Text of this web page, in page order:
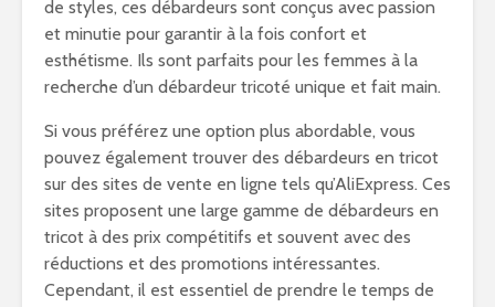
de styles, ces débardeurs sont conçus avec passion
et minutie pour garantir à la fois confort et
esthétisme. Ils sont parfaits pour les femmes à la
recherche d’un débardeur tricoté unique et fait main.
Si vous préférez une option plus abordable, vous
pouvez également trouver des débardeurs en tricot
sur des sites de vente en ligne tels qu’AliExpress. Ces
sites proposent une large gamme de débardeurs en
tricot à des prix compétitifs et souvent avec des
réductions et des promotions intéressantes.
Cependant, il est essentiel de prendre le temps de